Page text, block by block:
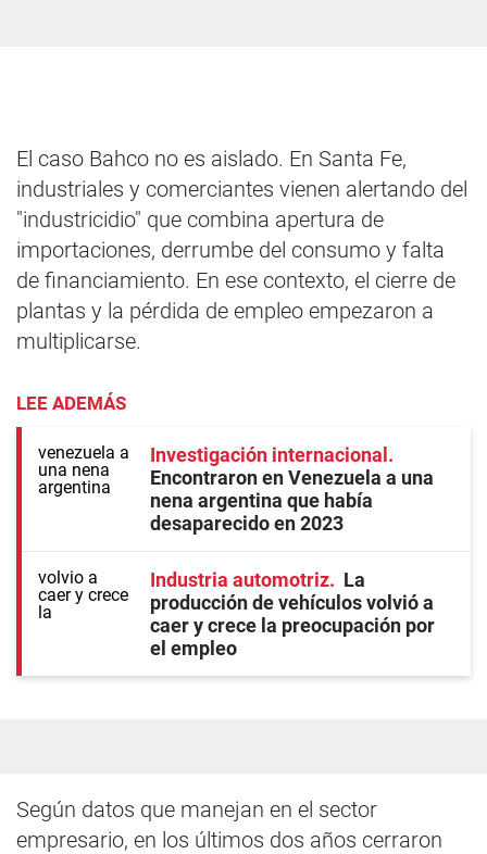
El caso Bahco no es aislado. En Santa Fe,
industriales y comerciantes vienen alertando del
"industricidio" que combina apertura de
importaciones, derrumbe del consumo y falta
de financiamiento. En ese contexto, el cierre de
plantas y la pérdida de empleo empezaron a
multiplicarse.
LEE ADEMÁS
Investigación internacional
Encontraron en Venezuela a una
nena argentina que había
desaparecido en 2023
Industria automotriz
La
producción de vehículos volvió a
caer y crece la preocupación por
el empleo
Según datos que manejan en el sector
empresario, en los últimos dos años cerraron